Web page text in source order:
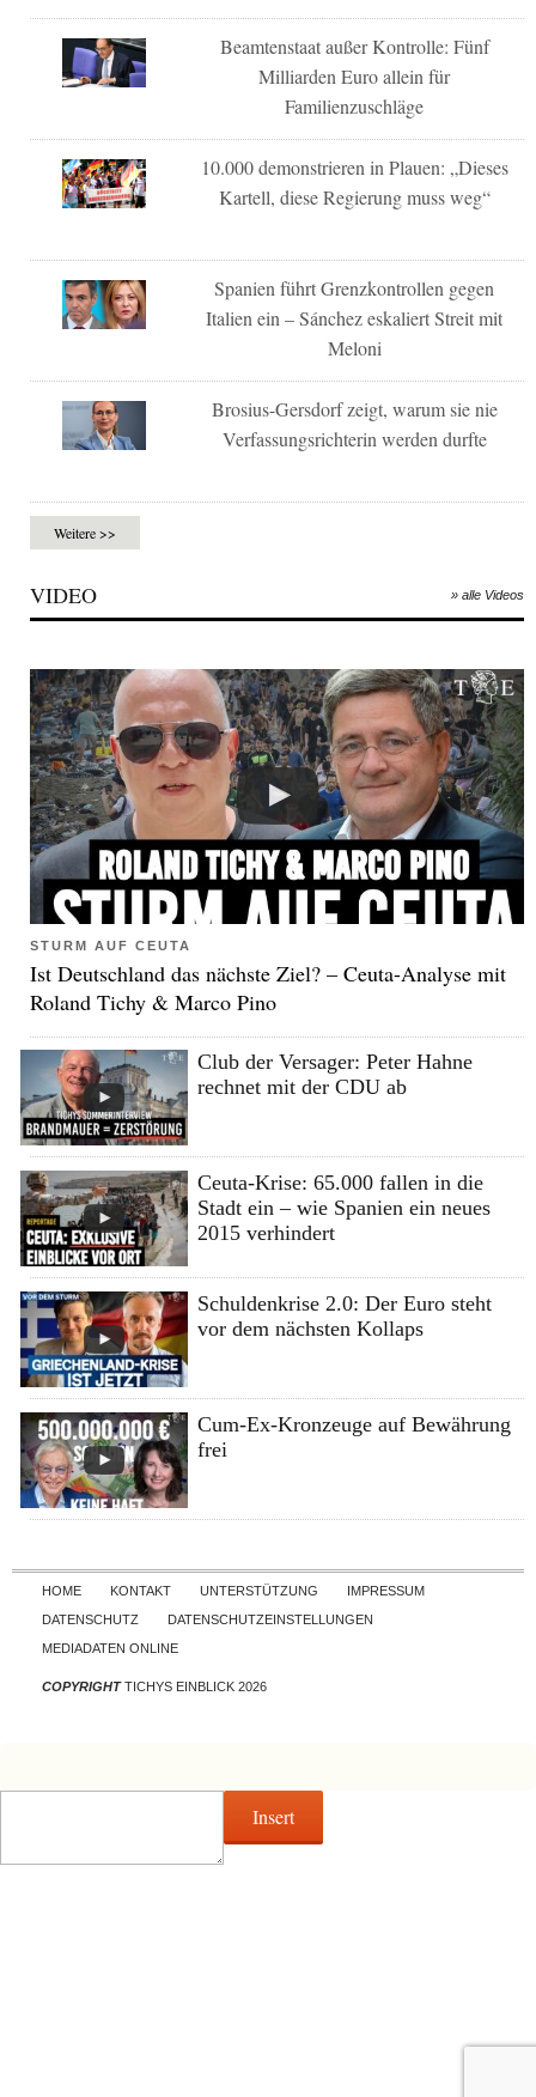
Beamtenstaat außer Kontrolle: Fünf
Milliarden Euro allein für
Familienzuschläge
10.000 demonstrieren in Plauen: „Dieses
Kartell, diese Regierung muss weg“
Spanien führt Grenzkontrollen gegen
Italien ein – Sánchez eskaliert Streit mit
Meloni
Brosius-Gersdorf zeigt, warum sie nie
Verfassungsrichterin werden durfte
Weitere >>
VIDEO » alle Videos
STURM AUF CEUTA
Ist Deutschland das nächste Ziel? – Ceuta-Analyse mit
Roland Tichy & Marco Pino
Club der Versager: Peter Hahne
rechnet mit der CDU ab
Ceuta-Krise: 65.000 fallen in die
Stadt ein – wie Spanien ein neues
2015 verhindert
Schuldenkrise 2.0: Der Euro steht
vor dem nächsten Kollaps
Cum-Ex-Kronzeuge auf Bewährung
frei
Skip to content
HOME KONTAKT UNTERSTÜTZUNG
IMPRESSUM
DATENSCHUTZ
DATENSCHUTZEINSTELLUNGEN
MEDIADATEN ONLINE
COPYRIGHTTICHYS EINBLICK 2026
Insert